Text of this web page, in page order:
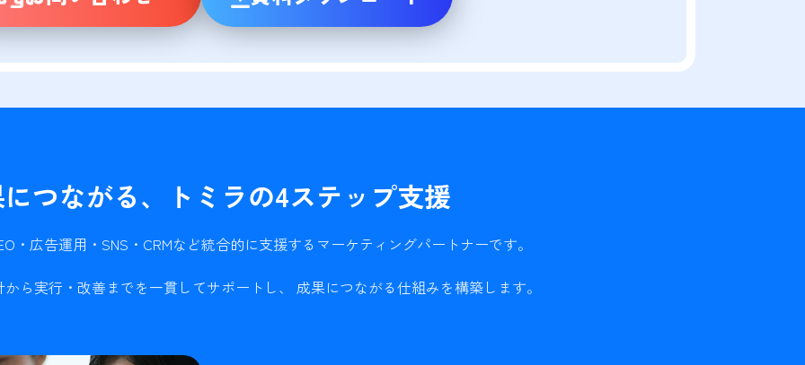
つながる、トミラの4ステップ支援
・広告運用・SNS・CRMなど統合的に支援するマーケティングパートナーです。
ら実行・改善までを一貫してサポートし、 成果につながる仕組みを構築します。